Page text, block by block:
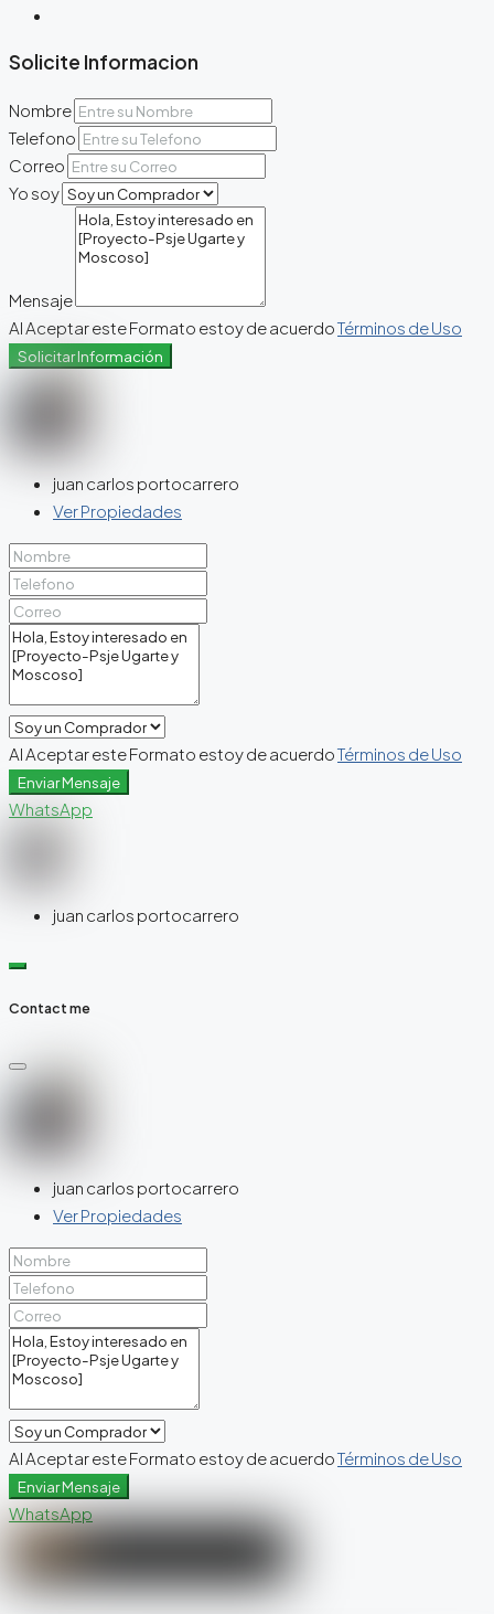
Solicite Informacion
Nombre
Telefono
Correo
Yo soy
Mensaje
Al Aceptar este Formato estoy de acuerdoTérminos de Uso
Solicitar Información
juan carlos portocarrero
Ver Propiedades
Al Aceptar este Formato estoy de acuerdoTérminos de Uso
Enviar Mensaje
WhatsApp
juan carlos portocarrero
Contact me
juan carlos portocarrero
Ver Propiedades
Al Aceptar este Formato estoy de acuerdoTérminos de Uso
Enviar Mensaje
WhatsApp